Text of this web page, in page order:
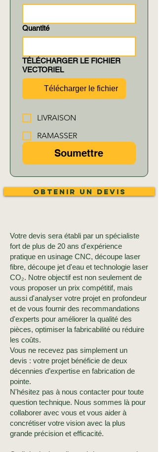
Quantité
TÉLÉCHARGER LE FICHIER
VECTORIEL
Télécharger le fichier
LIVRAISON
RAMASSER
Soumettre
Obtenir un devis
Votre devis sera établi par un spécialiste
fort de plus de 20 ans d'expérience
pratique en usinage CNC, découpe laser
fibre, découpe jet d'eau et technologie laser
CO₂. Notre objectif est non seulement de
vous proposer un prix compétitif, mais
aussi d'analyser votre projet en profondeur
et de vous fournir des recommandations
d'experts pour améliorer la qualité des
pièces, optimiser la fabricabilité ou réduire
les coûts.
Vous ne recevez pas simplement un
devis : votre projet bénéficie de deux
décennies d’expertise en fabrication de
pointe.
N'hésitez pas à nous contacter pour toute
question technique. Nous sommes là pour
collaborer avec vous et vous aider à
concrétiser votre vision avec la plus
grande précision et efficacité.